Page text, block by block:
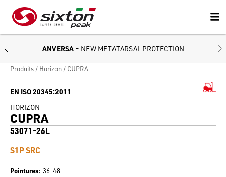
ANVERSA – NEW METATARSAL PROTECTION
Produits Horizon CUPRA
EN ISO 20345:2011
HORIZON
CUPRA
53071-26L
S1P SRC
Pointures 36-48